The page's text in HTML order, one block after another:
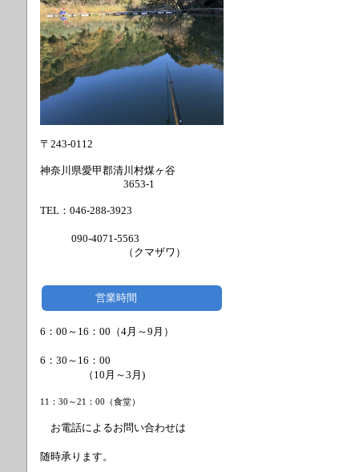
〒243-0112
神奈川県愛甲郡清川村煤ヶ谷
3653-1
TEL：046-288-3923
090-4071-5563
（クマザワ）
営業時間
6：00～16：00（4月～9月）
6：30～16：00
（ 10月～3月)
11：30～21：00（食堂）
お電話によるお問い合わせは
随時承ります。